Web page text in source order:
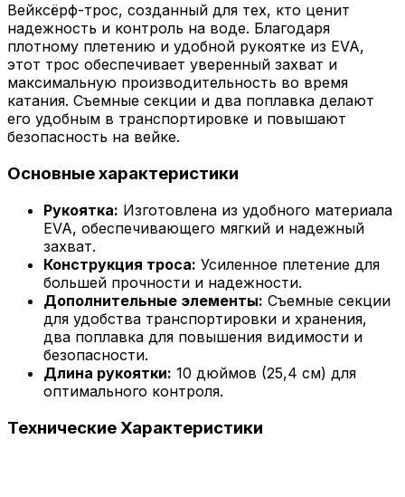
Вейксёрф-трос, созданный для тех, кто ценит
надежность и контроль на воде. Благодаря
плотному плетению и удобной рукоятке из EVA,
этот трос обеспечивает уверенный захват и
максимальную производительность во время
катания. Съемные секции и два поплавка делают
его удобным в транспортировке и повышают
безопасность на вейке.
Основные характеристики
Рукоятка: Изготовлена из удобного материала
EVA, обеспечивающего мягкий и надежный
захват.
Конструкция троса: Усиленное плетение для
большей прочности и надежности.
Дополнительные элементы: Съемные секции
для удобства транспортировки и хранения,
два поплавка для повышения видимости и
безопасности.
Длина рукоятки: 10 дюймов (25,4 см) для
оптимального контроля.
Технические Характеристики